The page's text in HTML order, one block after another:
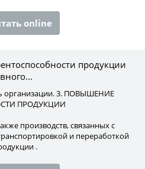
online
продукции
организации. 3. ПОВЫШЕНИЕ
ПРОДУКЦИИ
производств, связанных с
и переработкой
.